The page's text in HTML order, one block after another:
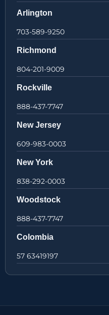
Arlington
703-589-9250
Richmond
804-201-9009
Rockville
888-437-7747
New Jersey
609-983-0003
New York
838-292-0003
Woodstock
888-437-7747
Colombia
57 63419197